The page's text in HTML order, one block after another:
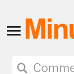
Toggle
navigation